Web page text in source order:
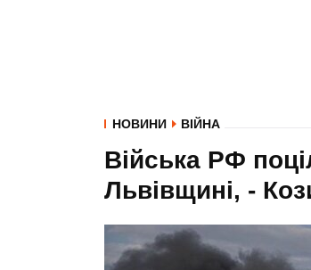
НОВИНИ ВІЙНА
Війська РФ
Львівщині, -